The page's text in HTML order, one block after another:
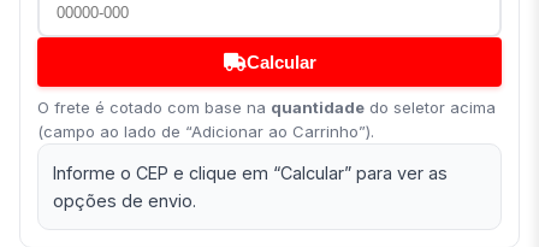
Calcular
O frete é cotado com base na quantidade do seletor acima
(campo ao lado de “Adicionar ao Carrinho”).
Informe o CEP e clique em “Calcular” para ver as
opções de envio.